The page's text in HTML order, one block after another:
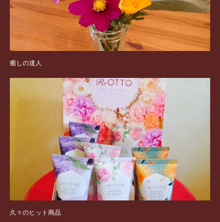
癒しの達人
久々のヒット商品